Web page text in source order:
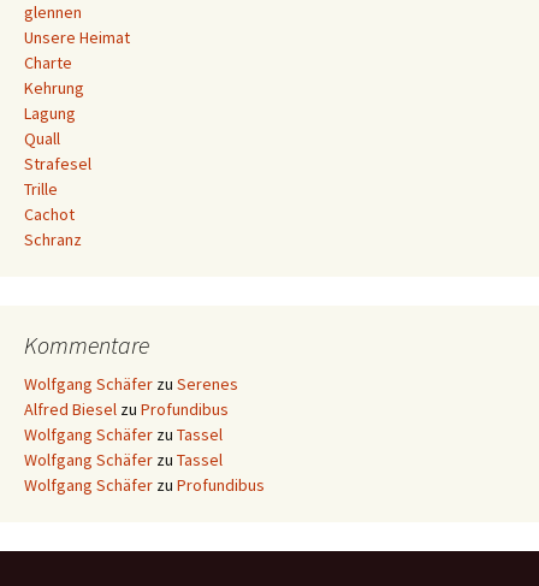
glennen
Unsere Heimat
Charte
Kehrung
Lagung
Quall
Strafesel
Trille
Cachot
Schranz
Kommentare
Wolfgang Schäfer zu Serenes
Alfred Biesel zu Profundibus
Wolfgang Schäfer zu Tassel
Wolfgang Schäfer zu Tassel
Wolfgang Schäfer zu Profundibus